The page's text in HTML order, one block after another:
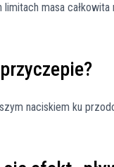
masa
naciskiem ku